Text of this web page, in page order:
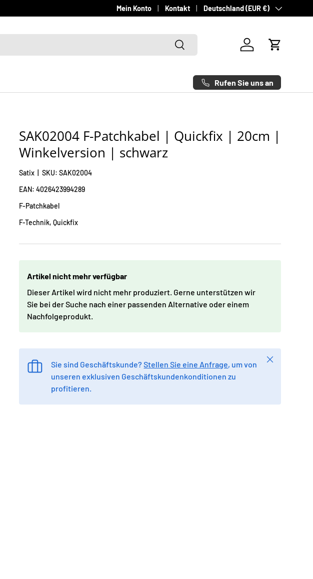
Schneller Versand - Deutschlandweit innerhalb von 1-3
Mein Konto Kontakt Land/Region
Deutschland (EUR €)
Suchen
Einloggen
Rufen Sie uns an
SAK02004 F-Patchkabel | Quickfix | 20cm |
Winkelversion | schwarz
Satix |SKU: SAK02004
EAN:4026423994289
F-Patchkabel
F-Technik,Quickfix
Artikel nicht mehr verfügbar
Dieser Artikel wird nicht mehr produziert. Gerne unterstützen wir
Sie bei der Suche nach einer passenden Alternative oder einem
Nachfolgeprodukt.
Sie sind Geschäftskunde?Stellen Sie eine Anfrage, um von
unseren exklusiven Geschäftskundenkonditionen zu
profitieren.
Schließen